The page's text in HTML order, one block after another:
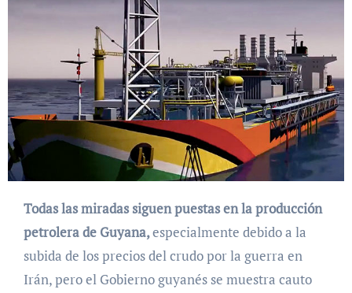
Todas las miradas siguen puestas en la producción
petrolera de Guyana,especialmente debido a la
subida de los precios del crudo por la guerra en
Irán, pero el Gobierno guyanés se muestra cauto